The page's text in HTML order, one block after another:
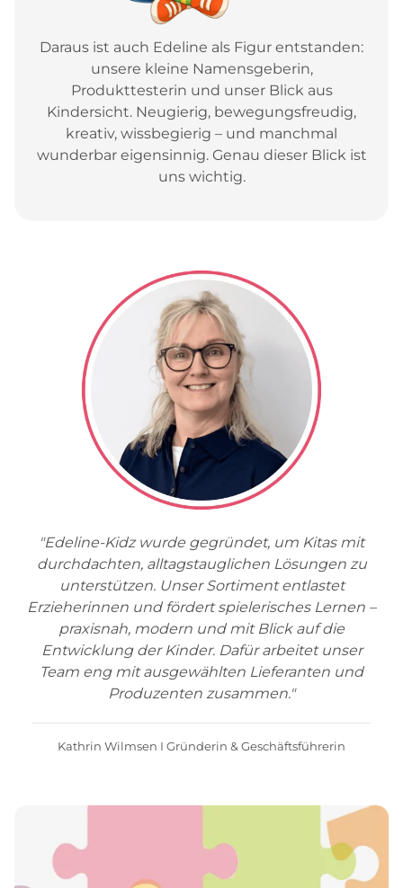
Daraus ist auch Edeline als Figur entstanden:
unsere kleine Namensgeberin,
Produkttesterin und unser Blick aus
Kindersicht. Neugierig, bewegungsfreudig,
kreativ, wissbegierig – und manchmal
wunderbar eigensinnig. Genau dieser Blick ist
uns wichtig.
"Edeline-Kidz wurde gegründet, um Kitas mit
durchdachten, alltagstauglichen Lösungen zu
unterstützen. Unser Sortiment entlastet
Erzieherinnen und fördert spielerisches Lernen –
praxisnah, modern und mit Blick auf die
Entwicklung der Kinder. Dafür arbeitet unser
Team eng mit ausgewählten Lieferanten und
Produzenten zusammen."
Kathrin Wilmsen I Gründerin & Geschäftsführerin